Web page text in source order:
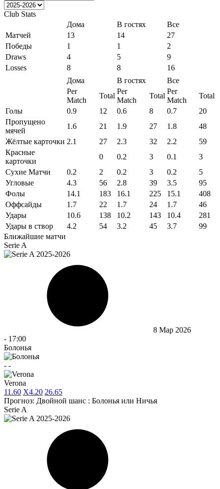
Club Stats
Дома
В гостях
Все
Матчей
13 14
27
Победы
1 1
2
Draws
4 5
9
Losses
8 8
16
Дома
В гостях
Все
Per
Match
Total
Per
Match
Total
Per
Match
Total
Голы
0.9 12 0.6 8 0.7
20
Пропущено
мячей
1.6 21 1.9 27 1.8
48
Жёлтые карточки 2.1 27 2.3 32 2.2
59
Красные
карточки
0 0.2 3 0.1
3
Сухие Матчи
0.2 2 0.2 3 0.2
5
Угловые
4.3 56 2.8 39 3.5
95
Фолы
14.1 183 16.1 225 15.1
408
Оффсайды
1.7 22 1.7 24 1.7
46
Удары
10.6 138 10.2 143 10.4
281
Удары в створ
4.2 54 3.2 45 3.7
99
Ближайшие матчи
Serie A
8 Мар 2026
- 17:00
Болонья
- -
Verona
11.60 X4.20 26.65
Прогноз: Двойной шанс : Болонья или Ничья
Serie A